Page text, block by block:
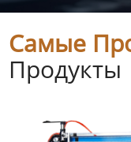
Самые
Продукты